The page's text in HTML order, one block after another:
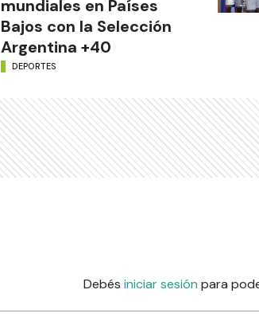
mundiales en Países
Bajos con la Selección
Argentina +40
DEPORTES
Debés iniciar sesión para